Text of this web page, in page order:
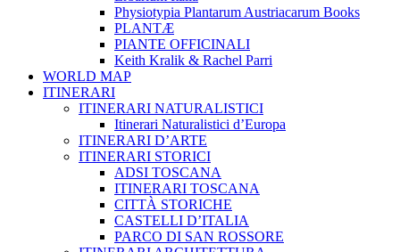
Physiotypia Plantarum Austriacarum Books
PLANTÆ
PIANTE OFFICINALI
Keith Kralik & Rachel Parri
WORLD MAP
ITINERARI
ITINERARI NATURALISTICI
Itinerari Naturalistici d’Europa
ITINERARI D’ARTE
ITINERARI STORICI
ADSI TOSCANA
ITINERARI TOSCANA
CITTÀ STORICHE
CASTELLI D’ITALIA
PARCO DI SAN ROSSORE